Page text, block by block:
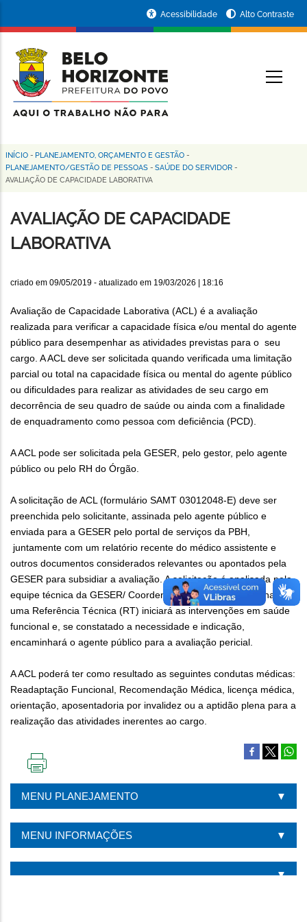
conteúdo
principal
da
Prefeitura
de
Horizonte
Acessibilidade Alto Contraste
Trilha
de
navegação
INÍCIO - PLANEJAMENTO, ORÇAMENTO E GESTÃO -
PLANEJAMENTO/GESTÃO DE PESSOAS - SAÚDE DO SERVIDOR -
AVALIAÇÃO DE CAPACIDADE LABORATIVA
AVALIAÇÃO DE CAPACIDADE
LABORATIVA
criado em 09/05/2019 - atualizado em 19/03/2026 | 18:16
Avaliação de Capacidade Laborativa (ACL) é a avaliação
realizada para verificar a capacidade física e/ou mental do agente
público para desempenhar as atividades previstas para o seu
cargo. A ACL deve ser solicitada quando verificada uma limitação
parcial ou total na capacidade física ou mental do agente público
ou dificuldades para realizar as atividades de seu cargo em
decorrência de seu quadro de saúde ou ainda com a finalidade
de enquadramento como pessoa com deficiência (PCD).
A ACL pode ser solicitada pela GESER, pelo gestor, pelo agente
público ou pelo RH do Órgão.
A solicitação de ACL (formulário SAMT 03012048-E) deve ser
preenchida pelo solicitante, assinada pelo agente público e
enviada para a GESER pelo portal de serviços da PBH,
juntamente com um relatório recente do médico assistente e
outros documentos considerados relevantes ou apontados pela
GESER para subsidiar a avaliação. A solicitação é analisada pela
equipe técnica da GESER/ Coordenação de Saúde Funcional e
uma Referência Técnica (RT) iniciará as intervenções em saúde
funcional e, se constatado a necessidade e indicação,
encaminhará o agente público para a avaliação pericial.
A ACL poderá ter como resultado as seguintes condutas médicas:
Readaptação Funcional, Recomendação Médica, licença médica,
orientação, aposentadoria por invalidez ou a aptidão plena para a
realização das atividades inerentes ao cargo.
PÁGINA
MENU PLANEJAMENTO
MENU INFORMAÇÕES